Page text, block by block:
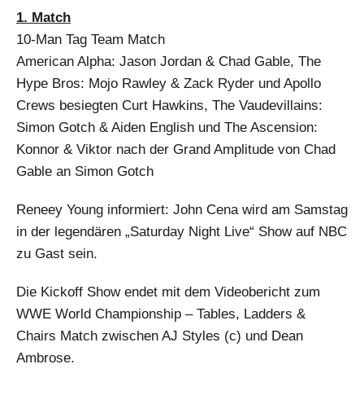
1. Match
10-Man Tag Team Match
American Alpha: Jason Jordan & Chad Gable, The
Hype Bros: Mojo Rawley & Zack Ryder und Apollo
Crews besiegten Curt Hawkins, The Vaudevillains:
Simon Gotch & Aiden English und The Ascension:
Konnor & Viktor nach der Grand Amplitude von Chad
Gable an Simon Gotch
Reneey Young informiert: John Cena wird am Samstag
in der legendären „Saturday Night Live“ Show auf NBC
zu Gast sein.
Die Kickoff Show endet mit dem Videobericht zum
WWE World Championship – Tables, Ladders &
Chairs Match zwischen AJ Styles (c) und Dean
Ambrose.